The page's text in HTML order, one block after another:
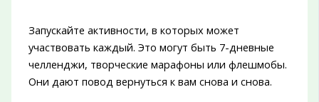
Запускайте активности, в которых может
участвовать каждый. Это могут быть 7-дневные
челленджи, творческие марафоны или флешмобы.
Они дают повод вернуться к вам снова и снова.